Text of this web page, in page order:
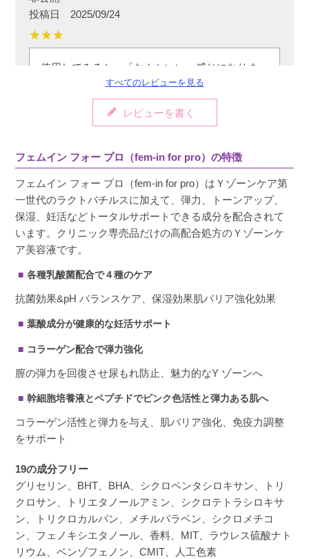
投稿日
2025/09/24
使用してみると、「なんかいい」感じになりま
まずは継続してみようと思います！
すべてのレビューを見る
レビューを書く
フェムイン フォー プロ（fem-in for pro）の特徴
フェムイン フォー プロ（fem-in for pro）はＹゾーンケア第
一世代のラクトバチルスに加えて、弾力、トーンアップ、
保湿、妊活などトータルサポートできる成分を配合されて
います。クリニック専売品だけの高配合処方のＹゾーンケ
ア美容液です。
各種乳酸菌配合で４種のケア
抗菌効果&pH バランスケア、保湿効果肌バリア強化効果
葉酸成分が健康的な妊活サポート
コラーゲン配合で弾力強化
膣の弾力を回復させ尿もれ防止、魅力的なY ゾーンへ
幹細胞培養液とペプチドでピンク色活性と弾力ある肌へ
コラーゲン活性と弾力を与え、肌バリア強化、免疫力調整
をサポート
19の成分フリー
グリセリン、BHT、BHA、シクロペンタシロキサン、トリ
クロサン、トリエタノールアミン、シクロテトラシロキサ
ン、トリクロカルバン、メチルパラベン、シクロメチコ
ン、フェノキシエタノール、香料、MIT、ラウレス硫酸ナト
リウム、ベンゾフェノン、CMIT、人工色素